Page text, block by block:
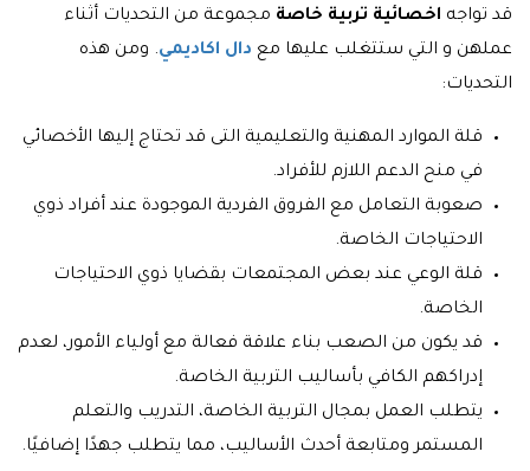
قد تواجه اخصائية تربية خاصة مجموعة من التحديات أثناء
عملهن و التي ستتغلب عليها مع دال اكاديمي. ومن هذه
التحديات:
قلة الموارد المهنية والتعليمية التى قد تحتاج إليها الأخصائي
في منح الدعم اللازم للأفراد.
صعوبة التعامل مع الفروق الفردية الموجودة عند أفراد ذوي
الاحتياجات الخاصة.
قلة الوعي عند بعض المجتمعات بقضايا ذوي الاحتياجات
الخاصة.
قد يكون من الصعب بناء علاقة فعالة مع أولياء الأمور، لعدم
إدراكهم الكافي بأساليب التربية الخاصة.
يتطلب العمل بمجال التربية الخاصة، التدريب والتعلم
المستمر ومتابعة أحدث الأساليب، مما يتطلب جهدًا إضافيًا.